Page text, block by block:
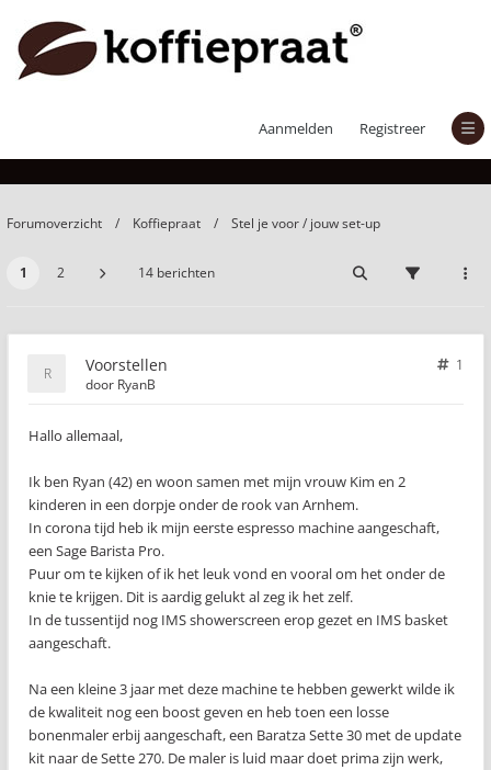
Aanmelden Registreer
Forumoverzicht Koffiepraat Stel je voor / jouw set-up
1 2 14 berichten
Voorstellen
1
door RyanB
Hallo allemaal,
Ik ben Ryan (42) en woon samen met mijn vrouw Kim en 2
kinderen in een dorpje onder de rook van Arnhem.
In corona tijd heb ik mijn eerste espresso machine aangeschaft,
een Sage Barista Pro.
Puur om te kijken of ik het leuk vond en vooral om het onder de
knie te krijgen. Dit is aardig gelukt al zeg ik het zelf.
In de tussentijd nog IMS showerscreen erop gezet en IMS basket
aangeschaft.
Na een kleine 3 jaar met deze machine te hebben gewerkt wilde ik
de kwaliteit nog een boost geven en heb toen een losse
bonenmaler erbij aangeschaft, een Baratza Sette 30 met de update
kit naar de Sette 270. De maler is luid maar doet prima zijn werk,